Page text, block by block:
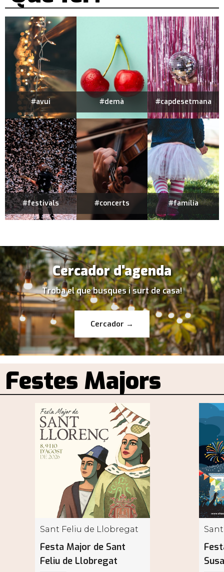
#avui #demà #capdesetmana
#festivals #concerts #família
Cercador d'agenda
Troba el que busques i surt de casa!
Cercador →
Festes Majors
Sant Feliu de Llobregat
Festa Major de Sant
Feliu de Llobregat